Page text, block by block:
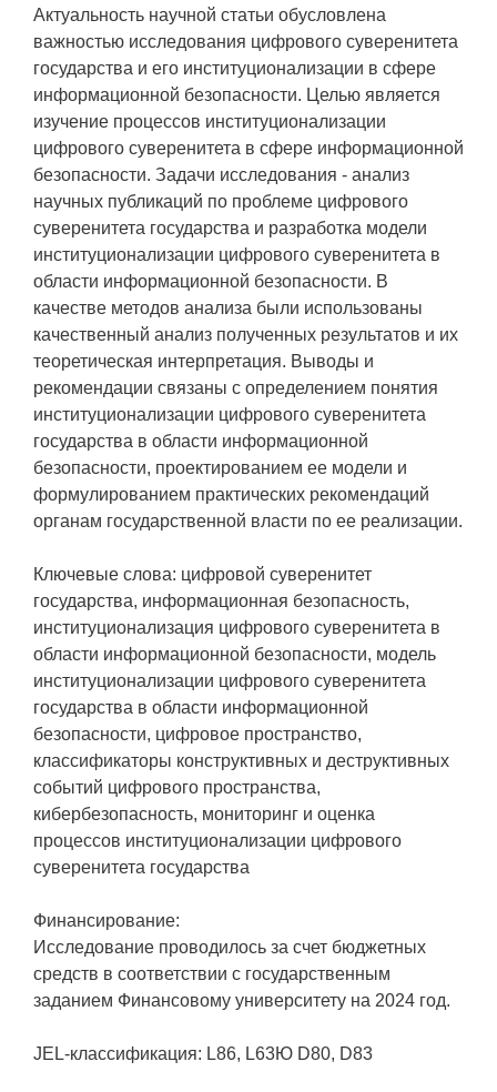
Актуальность научной статьи обусловлена
важностью исследования цифрового суверенитета
государства и его институционализации в сфере
информационной безопасности. Целью является
изучение процессов институционализации
цифрового суверенитета в сфере информационной
безопасности. Задачи исследования - анализ
научных публикаций по проблеме цифрового
суверенитета государства и разработка модели
институционализации цифрового суверенитета в
области информационной безопасности. В
качестве методов анализа были использованы
качественный анализ полученных результатов и их
теоретическая интерпретация. Выводы и
рекомендации связаны с определением понятия
институционализации цифрового суверенитета
государства в области информационной
безопасности, проектированием ее модели и
формулированием практических рекомендаций
органам государственной власти по ее реализации.
Ключевые слова: цифровой суверенитет
государства, информационная безопасность,
институционализация цифрового суверенитета в
области информационной безопасности, модель
институционализации цифрового суверенитета
государства в области информационной
безопасности, цифровое пространство,
классификаторы конструктивных и деструктивных
событий цифрового пространства,
кибербезопасность, мониторинг и оценка
процессов институционализации цифрового
суверенитета государства
Финансирование:
Исследование проводилось за счет бюджетных
средств в соответствии с государственным
заданием Финансовому университету на 2024 год.
JEL-классификация: L86, L63Ю D80, D83